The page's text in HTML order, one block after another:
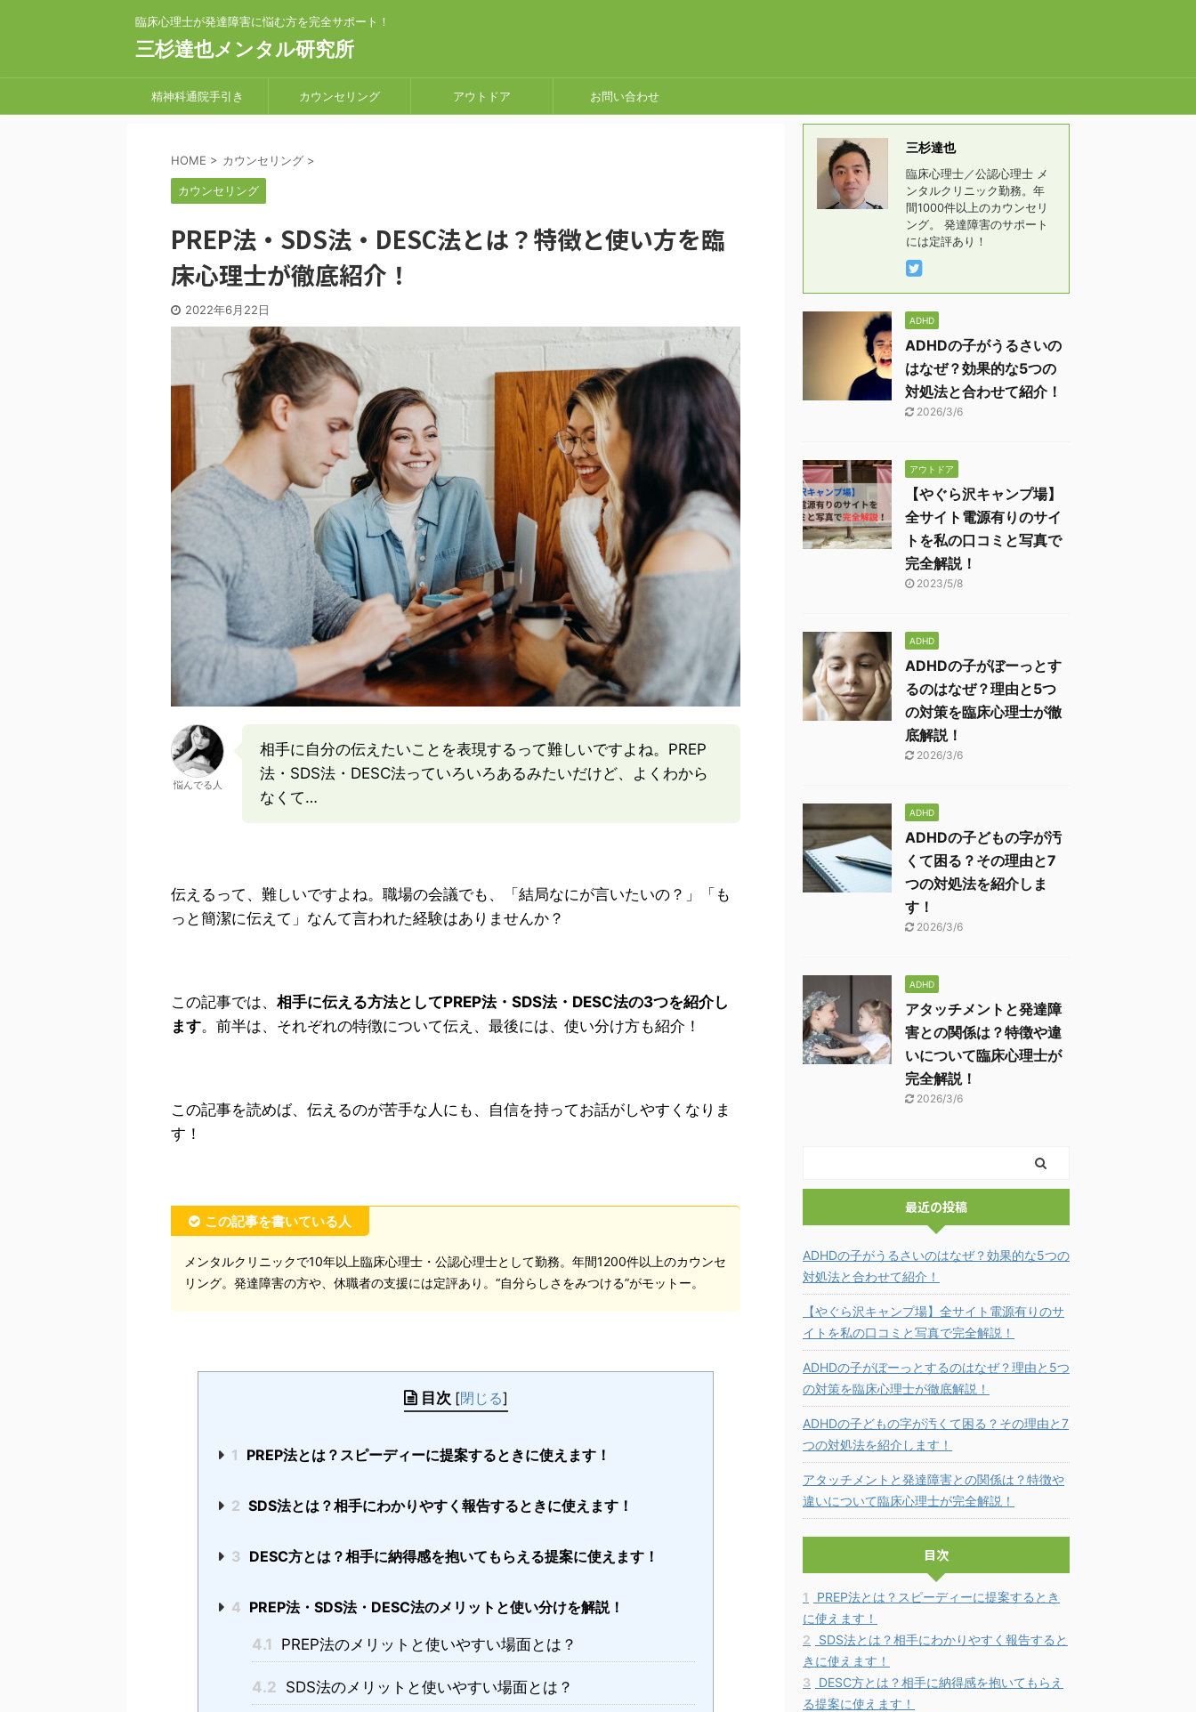
臨床心理士が発達障害に悩む方を完全サポート！
三杉達也メンタル研究所
精神科通院手引き カウンセリング アウトドア お問い合わせ
HOME > カウンセリング >
カウンセリング
PREP法・SDS法・DESC法とは？特徴と使い方を臨
床心理士が徹底紹介！
2022年6月22日
悩んでる人
相手に自分の伝えたいことを表現するって難しいですよね。PREP
法・SDS法・DESC法っていろいろあるみたいだけど、よくわから
なくて…
伝えるって、難しいですよね。職場の会議でも、「結局なにが言いたいの？」「も
っと簡潔に伝えて」なんて言われた経験はありませんか？
この記事では、 相手に伝える方法としてPREP法・SDS法・DESC法の3つを紹介し
ます。 前半は、それぞれの特徴について伝え、最後には、使い分け方も紹介！
この記事を読めば、伝えるのが苦手な人にも、自信を持ってお話がしやすくなりま
す！
この記事を書いている人
メンタルクリニックで10年以上臨床心理士・公認心理士として勤務。年間1200件以上のカウンセ
リング。発達障害の方や、休職者の支援には定評あり。“自分らしさをみつける”がモットー。
目次 [閉じる]
1 PREP法とは？スピーディーに提案するときに使えます！
2 SDS法とは？相手にわかりやすく報告するときに使えます！
3 DESC方とは？相手に納得感を抱いてもらえる提案に使えます！
4 PREP法・SDS法・DESC法のメリットと使い分けを解説！
4.1 PREP法のメリットと使いやすい場面とは？
4.2 SDS法のメリットと使いやすい場面とは？
三杉達也
臨床心理士／公認心理士 メ
ンタルクリニック勤務。年
間1000件以上のカウンセリ
ング。 発達障害のサポート
には定評あり！
ADHD
ADHDの子がうるさいの
はなぜ？効果的な5つの
対処法と合わせて紹介！
2026/3/6
アウトドア
【やぐら沢キャンプ場】
全サイト電源有りのサイ
トを私の口コミと写真で
完全解説！
2023/5/8
ADHD
ADHDの子がぼーっとす
るのはなぜ？理由と5つ
の対策を臨床心理士が徹
底解説！
2026/3/6
ADHD
ADHDの子どもの字が汚
くて困る？その理由と7
つの対処法を紹介しま
す！
2026/3/6
ADHD
アタッチメントと発達障
害との関係は？特徴や違
いについて臨床心理士が
完全解説！
2026/3/6
最近の投稿
ADHDの子がうるさいのはなぜ？効果的な5つの
対処法と合わせて紹介！
【やぐら沢キャンプ場】全サイト電源有りのサ
イトを私の口コミと写真で完全解説！
ADHDの子がぼーっとするのはなぜ？理由と5つ
の対策を臨床心理士が徹底解説！
ADHDの子どもの字が汚くて困る？その理由と7
つの対処法を紹介します！
アタッチメントと発達障害との関係は？特徴や
違いについて臨床心理士が完全解説！
目次
1
PREP法とは？スピーディーに提案するとき
に使えます！
2
SDS法とは？相手にわかりやすく報告すると
きに使えます！
3
DESC方とは？相手に納得感を抱いてもらえ
る提案に使えます！